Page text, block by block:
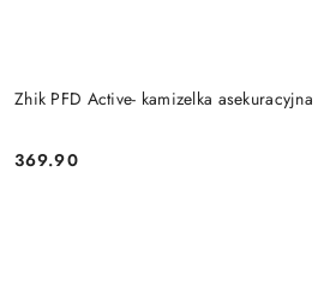
Zhik PFD Active- kamizelka asekuracyjna
Cena:
369.90